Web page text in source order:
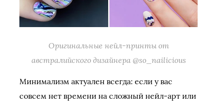
Оригинальные нейл-принты от
австралийского дизайнера @so_nailicious
Минимализм актуален всегда: если у вас
совсем нет времени на сложный нейл-арт или